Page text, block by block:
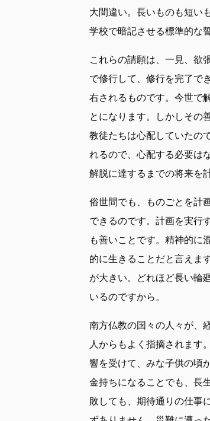
大間違い。長いものも短い
学校で暗記させる標準的な
これらの請願は、一見、欲
で修行して、修行を完了で
右されるものです。今世で
とになります。しかしその
教徒たちは心配していたの
れるので、心配する必要は
解脱に達するまでの将来を
俗世間でも、ものごとを計
できるのです。計画を実行
も善いことです。精神的に
的に生きることだと言えま
が大きい。どれほど長い輪
いるのですから。
南方仏教の国々の人々が、
人からもよく指摘されます
響を受けて、みな子供の頃
金持ちになることでも、長
敗しても、期待通りの仕事